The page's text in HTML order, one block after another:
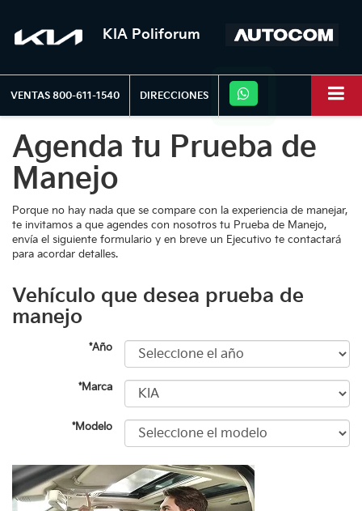
KIA Poliforum
VENTAS 800-611-1540 DIRECCIONES
Agenda tu Prueba de
Manejo
Porque no hay nada que se compare con la experiencia de manejar,
te invitamos a que agendes con nosotros tu Prueba de Manejo,
envía el siguiente formulario y en breve un Ejecutivo te contactará
para acordar detalles.
Vehículo que desea prueba de
manejo
*Año
*Marca
*Modelo